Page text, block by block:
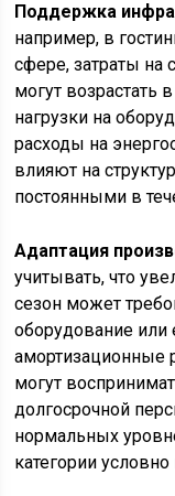
Поддержка
например, в
сфере, затраты на
могут возрастать
нагрузки на
расходы на
влияют на
постоянными в
Адаптация
учитывать, что
сезон может
оборудование или
амортизационные
могут
долгосрочной
нормальных
категории